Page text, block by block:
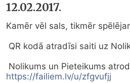
12.02.2017.
Kamēr vēl sals, tikmēr
https://failiem.lv/u/zfgvufjj